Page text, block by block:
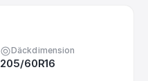
Däckdimension
205/60R16